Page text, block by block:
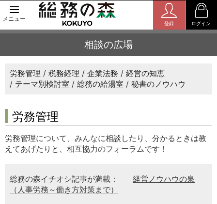
メニュー
登録 ログイン
相談の広場
労務管理 税務経理 企業法務
経営の知恵
テーマ別検討室
総務の給湯室 秘書のノウハウ
労務管理
労務管理について、みんなに相談したり、分かるときは教
えてあげたりと、相互協力のフォーラムです！
総務の森イチオシ記事が満載：
経営ノウハウの泉
（人事労務～働き方対策まで）